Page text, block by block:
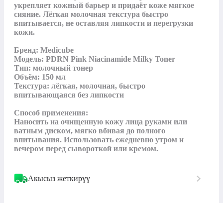
укрепляет кожный барьер и придаёт коже мягкое
сияние. Лёгкая молочная текстура быстро
впитывается, не оставляя липкости и перегрузки
кожи.
Бренд: Medicube
Модель: PDRN Pink Niacinamide Milky Toner
Тип: молочный тонер
Объём: 150 мл
Текстура: лёгкая, молочная, быстро
впитывающаяся без липкости
Способ применения:
Наносить на очищенную кожу лица руками или
ватным диском, мягко вбивая до полного
впитывания. Использовать ежедневно утром и
вечером перед сывороткой или кремом.
Акысыз жеткирүү